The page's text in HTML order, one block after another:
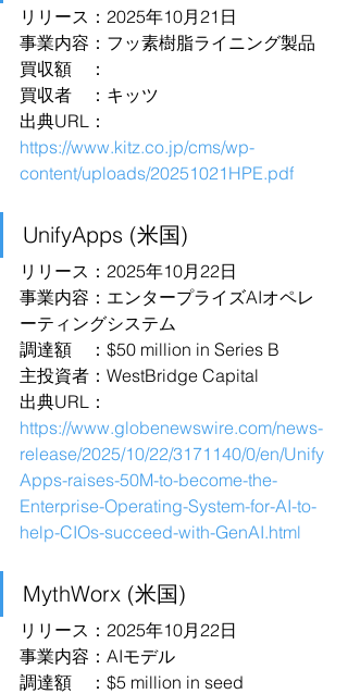
リリース：2025年10月21日
事業内容：フッ素樹脂ライニング製品
買収額　：
買収者　：キッツ
出典URL：
https://www.kitz.co.jp/cms/wp-
content/uploads/20251021HPE.pdf
UnifyApps (米国)
リリース：2025年10月22日
事業内容：エンタープライズAIオペレ
ーティングシステム
調達額　：$50 million in Series B
主投資者：WestBridge Capital
出典URL：
https://www.globenewswire.com/news-
release/2025/10/22/3171140/0/en/Unify
Apps-raises-50M-to-become-the-
Enterprise-Operating-System-for-AI-to-
help-CIOs-succeed-with-GenAI.html
MythWorx (米国)
リリース：2025年10月22日
事業内容：AIモデル
調達額　：$5 million in seed